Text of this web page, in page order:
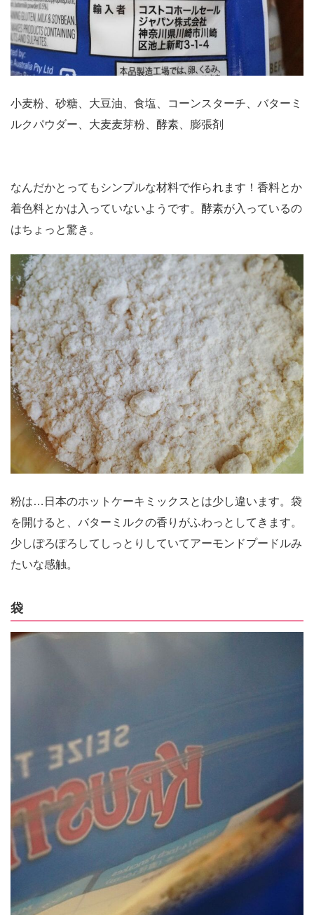
小麦粉、砂糖、大豆油、食塩、コーンスターチ、バターミ
ルクパウダー、大麦麦芽粉、酵素、膨張剤
なんだかとってもシンプルな材料で作られます！香料とか
着色料とかは入っていないようです。酵素が入っているの
はちょっと驚き。
粉は…日本のホットケーキミックスとは少し違います。袋
を開けると、バターミルクの香りがふわっとしてきます。
少しぽろぽろしてしっとりしていてアーモンドプードルみ
たいな感触。
袋